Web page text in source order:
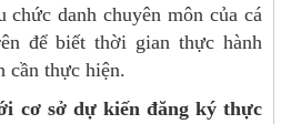
chức danh chuyên môn của cá
để biết thời gian thực hành
cần thực hiện.
cơ sở dự kiến đăng ký thực